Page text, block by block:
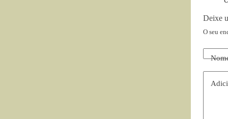
Deixe
O seu